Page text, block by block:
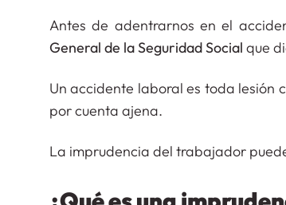
Antes de adentrarnos en el
General de la Seguridad Social que
Un accidente laboral es toda lesión
por cuenta ajena.
La imprudencia del trabajador